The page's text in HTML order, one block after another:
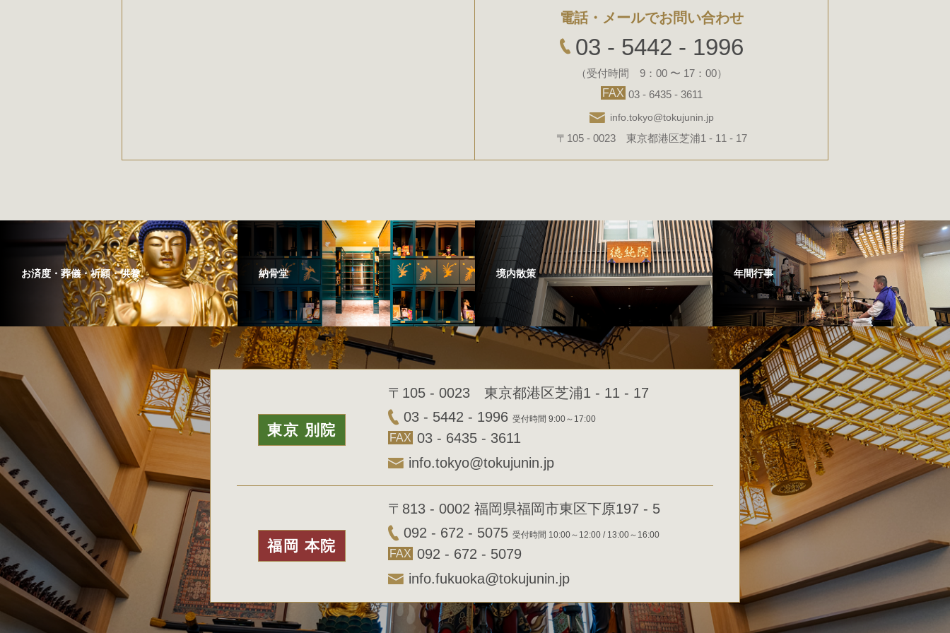
電話・メールでお問い合わせ
03 - 5442 - 1996
（受付時間 9：00 〜 17：00）
FAX 03 - 6435 - 3611
info.tokyo@tokujunin.jp
〒105 - 0023 東京都港区芝浦1 - 11 - 17
お済度・葬儀・祈願・供養 納骨堂 境内散策 年間行事
東京 別院
〒105 - 0023 東京都港区芝浦1 - 11 - 17
03 - 5442 - 1996 受付時間 9:00～17:00
FAX 03 - 6435 - 3611
info.tokyo@tokujunin.jp
福岡 本院
〒813 - 0002 福岡県福岡市東区下原197 - 5
092 - 672 - 5075 受付時間 10:00～12:00 / 13:00～16:00
FAX 092 - 672 - 5079
info.fukuoka@tokujunin.jp